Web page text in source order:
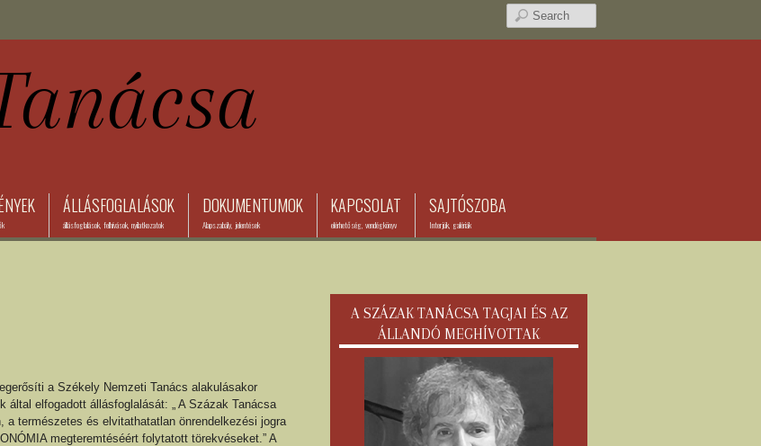
ÁLLÁSFOGLALÁSOK
állásfoglalások, felhívások, nyilatkozatok
DOKUMENTUMOK
Alapszabály, jelentések
KAPCSOLAT
elérhetőség, vendégkönyv
SAJTÓSZOBA
Interjúk, galériák
a Székely Nemzeti Tanács alakulásakor
által elfogadott állásfoglalását: „ A Százak Tanácsa
a természetes és elvitathatatlan önrendelkezési jogra
megteremtéséért folytatott törekvéseket.” A
A SZÁZAK TANÁCSA TAGJAI ÉS AZ
ÁLLANDÓ MEGHÍVOTTAK